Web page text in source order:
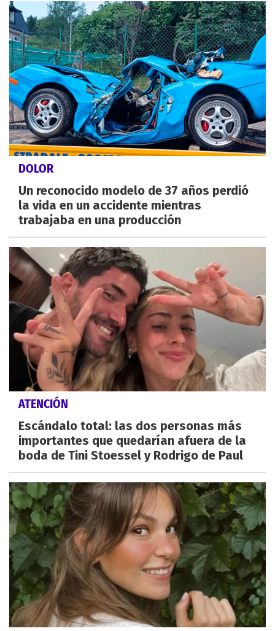
DOLOR
Un reconocido modelo de 37 años perdió
la vida en un accidente mientras
trabajaba en una producción
ATENCIÓN
Escándalo total: las dos personas más
importantes que quedarían afuera de la
boda de Tini Stoessel y Rodrigo de Paul